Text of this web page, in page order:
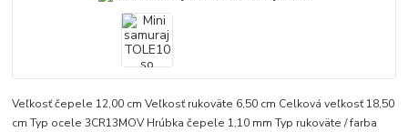
Veľkosť čepele 12,00 cm Veľkosť rukoväte 6,50 cm Celková veľkosť 18,50
cm Typ ocele 3CR13MOV Hrúbka čepele 1,10 mm Typ rukoväte / farba